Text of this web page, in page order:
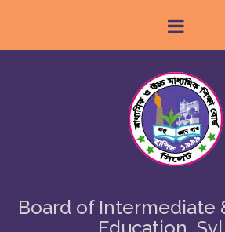
Board of Intermediate